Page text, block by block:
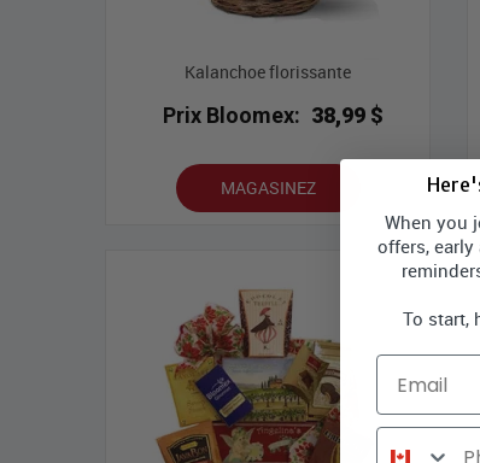
Kalanchoe florissante
Prix Bloomex: 38,99 $
MAGASINEZ
When you
offers,
To start,
Email
Phone